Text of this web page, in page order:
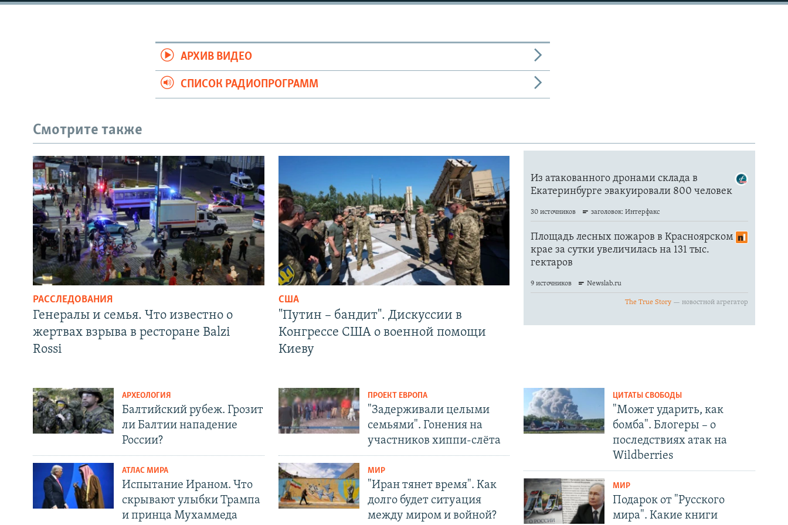
АРХИВ ВИДЕО
СПИСОК РАДИОПРОГРАММ
Смотрите также
РАССЛЕДОВАНИЯ
Генералы и семья. Что известно о
жертвах взрыва в ресторане Balzi
Rossi
США
"Путин – бандит". Дискуссии в
Конгрессе США о военной помощи
Киеву
АРХЕОЛОГИЯ
Балтийский рубеж. Грозит
ли Балтии нападение
России?
АТЛАС МИРА
Испытание Ираном. Что
скрывают улыбки Трампа
и принца Мухаммеда
ПРОЕКТ ЕВРОПА
"Задерживали целыми
семьями". Гонения на
участников хиппи-слёта
МИР
"Иран тянет время". Как
долго будет ситуация
между миром и войной?
ЦИТАТЫ СВОБОДЫ
"Может ударить, как
бомба". Блогеры – о
последствиях атак на
Wildberries
МИР
Подарок от "Русского
мира". Какие книги